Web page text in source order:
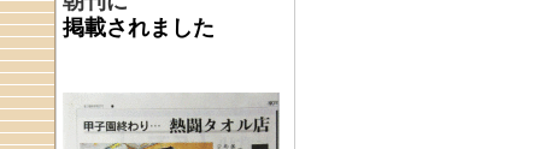
掲載されました